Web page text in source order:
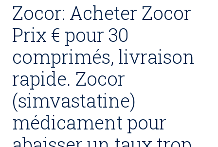
Zocor: Acheter Zocor
Prix € pour 30
comprimés, livraison
rapide. Zocor
(simvastatine)
médicament pour